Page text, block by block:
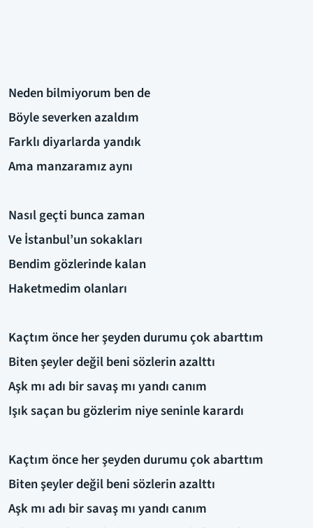
Neden bilmiyorum ben de
Böyle severken azaldım
Farklı diyarlarda yandık
Ama manzaramız aynı
Nasıl geçti bunca zaman
Ve İstanbul’un sokakları
Bendim gözlerinde kalan
Haketmedim olanları
Kaçtım önce her şeyden durumu çok abarttım
Biten şeyler değil beni sözlerin azalttı
Aşk mı adı bir savaş mı yandı canım
Işık saçan bu gözlerim niye seninle karardı
Kaçtım önce her şeyden durumu çok abarttım
Biten şeyler değil beni sözlerin azalttı
Aşk mı adı bir savaş mı yandı canım